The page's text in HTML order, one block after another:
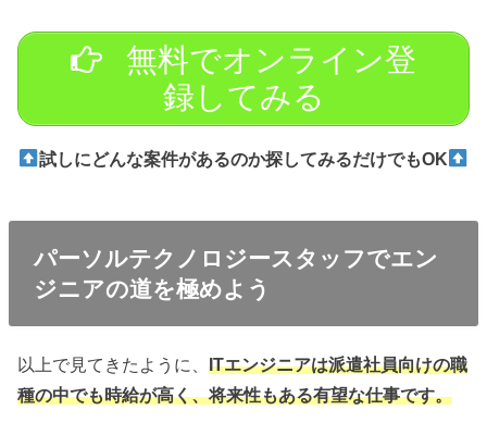
無料でオンライン登
録してみる
試しにどんな案件があるのか探してみるだけでもOK
パーソルテクノロジースタッフでエン
ジニアの道を極めよう
以上で見てきたように、ITエンジニアは派遣社員向けの職
種の中でも時給が高く、将来性もある有望な仕事です。